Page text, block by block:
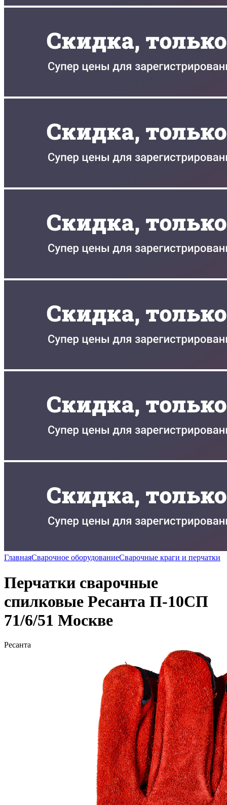
ГлавнаяСварочное оборудованиеСварочные краги и перчатки
Перчатки сварочные
спилковые Ресанта П-10СП
71/6/51 Москве
Ресанта